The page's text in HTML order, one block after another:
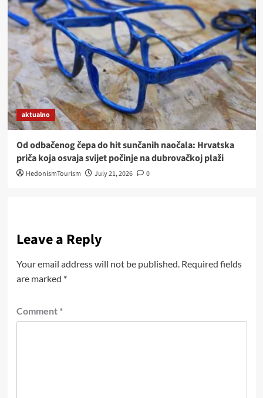
aktualno
Od odbačenog čepa do hit sunčanih naočala: Hrvatska
priča koja osvaja svijet počinje na dubrovačkoj plaži
HedonismTourism July 21, 2026 0
Leave a Reply
Your email address will not be published. Required fields
are marked *
Comment *